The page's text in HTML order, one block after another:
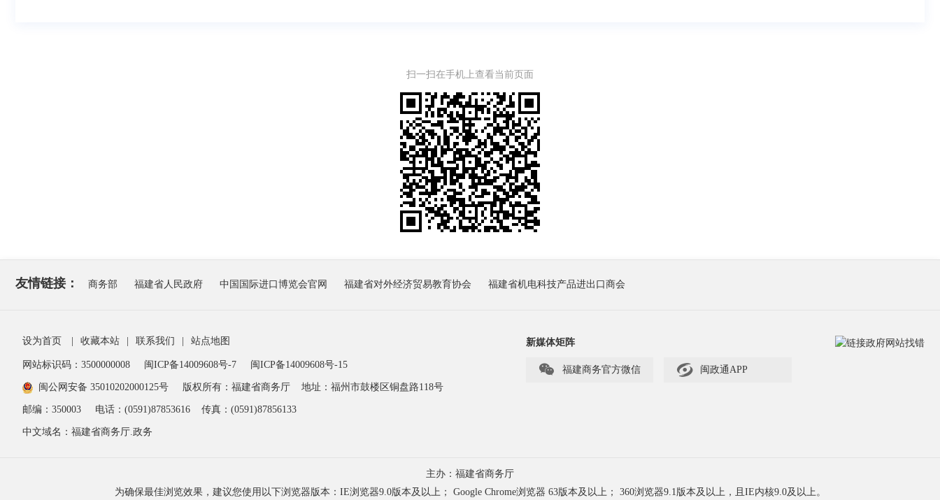
扫一扫在手机上查看当前页面
友情链接： 商务部 福建省人民政府 中国国际进口博览会官网 福建省对外经济贸易教育协会 福建省机电科技产品进出口商会
设为首页 收藏本站 联系我们 站点地图
网站标识码：3500000008 闽ICP备14009608号-7 闽ICP备14009608号-15
闽公网安备 35010202000125号 版权所有：福建省商务厅 地址：福州市鼓楼区铜盘路118号
邮编：350003 电话：(0591)87853616 传真：(0591)87856133
中文域名：福建省商务厅.政务
新媒体矩阵
 福建商务官方微信  闽政通APP
主办：福建省商务厅
为确保最佳浏览效果，建议您使用以下浏览器版本：IE浏览器9.0版本及以上； Google Chrome浏览器 63版本及以上； 360浏览器9.1版本及以上，且IE内核9.0及以上。